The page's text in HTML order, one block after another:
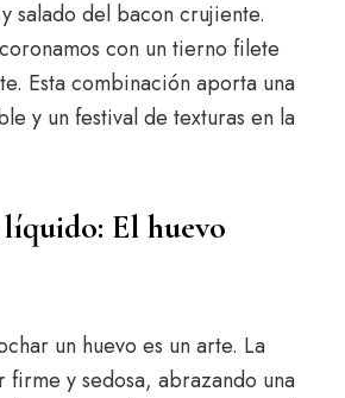
salado del bacon crujiente.
con un tierno filete
Esta combinación aporta una
y un festival de texturas en la
El huevo
un huevo es un arte. La
firme y sedosa, abrazando una